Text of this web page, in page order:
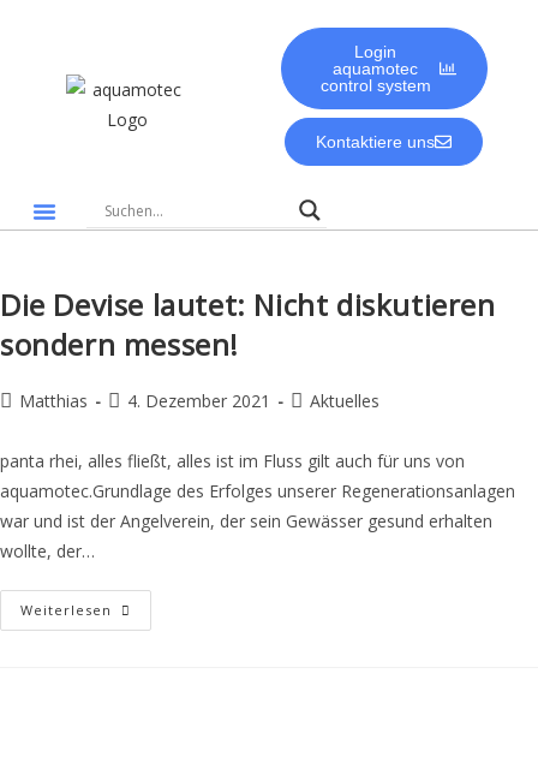
Login
aquamotec
control system
Kontaktiere uns
Die Devise lautet: Nicht diskutieren
sondern messen!
Matthias 4. Dezember 2021 Aktuelles
panta rhei, alles fließt, alles ist im Fluss gilt auch für uns von
aquamotec.Grundlage des Erfolges unserer Regenerationsanlagen
war und ist der Angelverein, der sein Gewässer gesund erhalten
wollte, der…
Weiterlesen